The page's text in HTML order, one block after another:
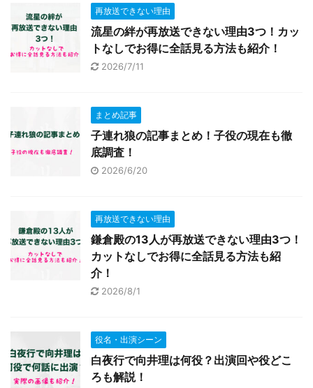
再放送できない理由
流星の絆が再放送できない理由3つ！カッ
トなしでお得に全話見る方法も紹介！
2026/7/11
まとめ記事
子連れ狼の記事まとめ！子役の現在も徹
底調査！
2026/6/20
再放送できない理由
鎌倉殿の13人が再放送できない理由3つ！
カットなしでお得に全話見る方法も紹
介！
2026/8/1
役名・出演シーン
白夜行で向井理は何役？出演回や役どこ
ろも解説！